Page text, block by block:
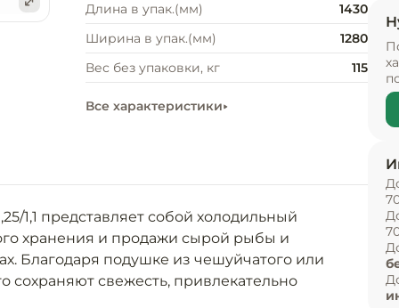
Длина в упак.(мм)
1430
Ширина в упак.(мм)
1280
Вес без упаковки, кг
115
Все характеристики
1,1 представляет собой холодильный
хранения и продажи сырой рыбы и
Благодаря подушке из чешуйчатого или
сохраняют свежесть, привлекательно